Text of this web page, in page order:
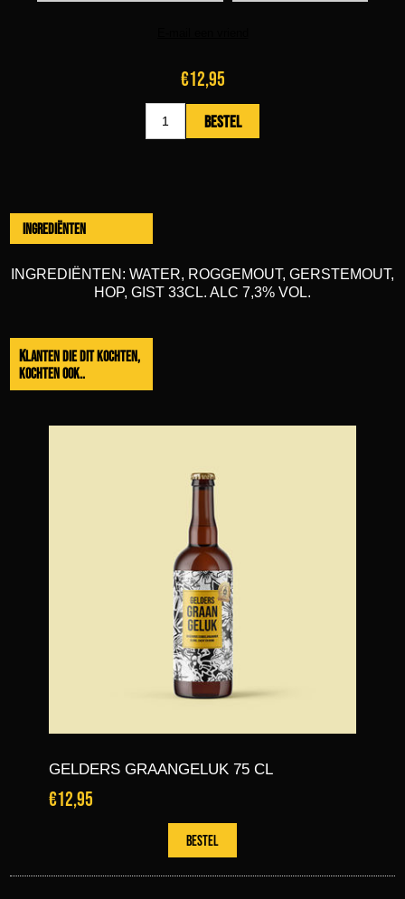
€12,95
Ingrediënten
INGREDIËNTEN: WATER, ROGGEMOUT, GERSTEMOUT,
HOP, GIST 33CL. ALC 7,3% VOL.
Klanten die dit kochten,
kochten ook..
GELDERS GRAANGELUK 75 CL
€12,95